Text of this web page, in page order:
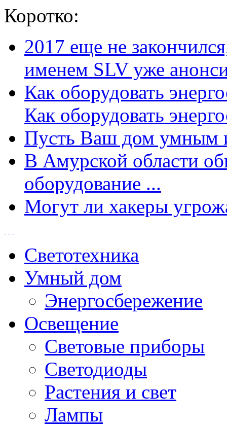
Коротко:
2017 еще не
именем SLV уже
Как оборудовать
Как оборудовать
Пусть Ваш дом умным
В Амурской области
оборудование ...
Могут ли хакеры
Светотехника
Умный дом
Энергосбережение
Освещение
Световые приборы
Светодиоды
Растения и свет
Лампы